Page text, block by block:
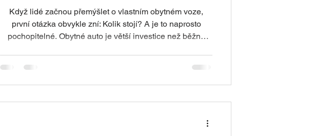
Když lidé začnou přemýšlet o vlastním obytném voze,
první otázka obvykle zní: Kolik stojí? A je to naprosto
pochopitelné. Obytné auto je větší investice než běžné
zajímavou věc. Mnoho lidí, kteří dnes jezdí s obytnými
vozy střední nebo vyšší kategorie, nezačínalo právě tam.